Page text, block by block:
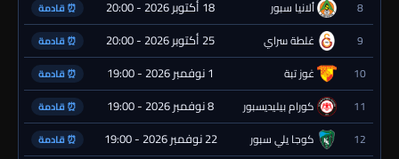
8 ألانيا سبور 18 أكتوبر 2026 - 20:00 ⏰ قادمة
9 غلطة سراي 25 أكتوبر 2026 - 20:00 ⏰ قادمة
10 غوز تبة 1 نوفمبر 2026 - 19:00 ⏰ قادمة
11 كورام بيليديسبور 8 نوفمبر 2026 - 19:00 ⏰ قادمة
12 كوجا يلي سبور 22 نوفمبر 2026 - 19:00 ⏰ قادمة